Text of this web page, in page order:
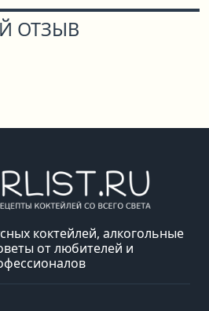
ОТЗЫВ
коктейлей, алкогольные
от любителей и